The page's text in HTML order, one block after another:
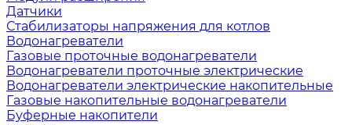
Датчики
Стабилизаторы напряжения для котлов
Водонагреватели
Газовые проточные водонагреватели
Водонагреватели проточные электрические
Водонагреватели электрические накопительные
Газовые накопительные водонагреватели
Буферные накопители